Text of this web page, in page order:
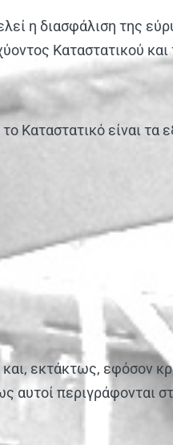
η διασφάλιση της
Καταστατικού
Καταστατικό είναι τα
εκτάκτως, εφόσον
αυτοί περιγράφονται